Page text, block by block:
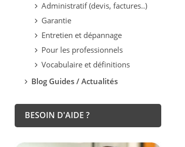
Administratif (devis, factures..)
Garantie
Entretien et dépannage
Pour les professionnels
Vocabulaire et définitions
Blog Guides / Actualités
BESOIN D'AIDE ?